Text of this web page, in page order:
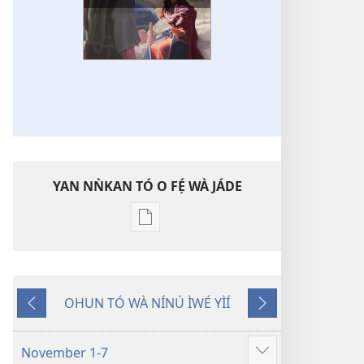
YAN NǸKAN TÓ O FẸ́ WÀ JÁDE
Bó
wa
Pa
Dà
OHUN TÓ WÀ NÍNÚ ÌWÉ YÌÍ
Èyí
Tó
Kàn
November 1-7
Fi